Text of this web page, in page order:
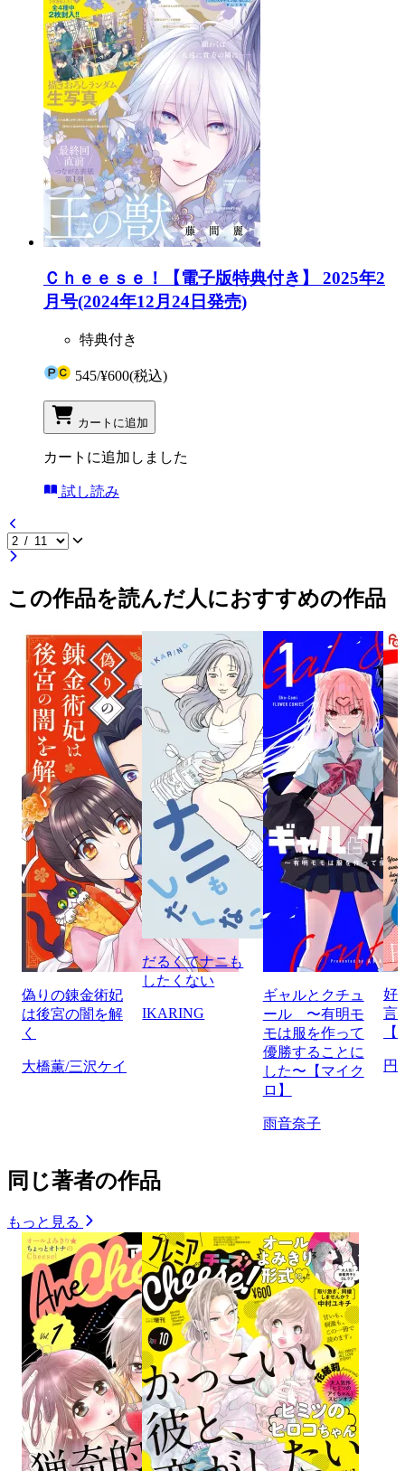
Ｃｈｅｅｓｅ！【電子版特典付き】 2025年2
月号(2024年12月24日発売)
特典付き
545/¥600(税込)
カートに追加
カートに追加しました
試し読み
この作品を読んだ人におすすめの作品
偽りの錬金術妃
は後宮の闇を解
く
大橋薫/三沢ケイ
だるくてナニも
したくない
IKARING
ギャルとクチュ
ール 〜有明モ
モは服を作って
優勝することに
した〜【マイク
ロ】
雨音奈子
好
言
円
同じ著者の作品
もっと見る